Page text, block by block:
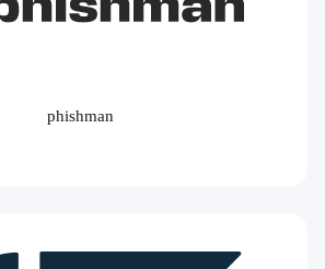
phishman